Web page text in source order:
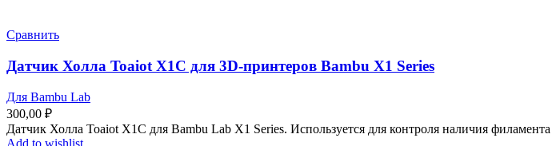
Сравнить
Датчик Холла Toaiot X1C для 3D-принтеров Bambu X1 Series
Для Bambu Lab
300,00 ₽
Датчик Холла Toaiot X1C для Bambu Lab X1 Series. Используется для контроля наличия
Add to wishlist